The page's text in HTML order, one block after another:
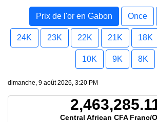
Prix de l'or en Gabon Once
24K 23K 22K 21K 18K
10K 9K 8K
dimanche, 9 août 2026, 3:20 PM
Central African CFA Franc/